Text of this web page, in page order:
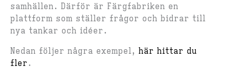
samhällen. Därför är Färgfabriken en
plattform som ställer frågor och bidrar till
nya tankar och idéer.
Nedan följer några exempel, här hittar du
fler.